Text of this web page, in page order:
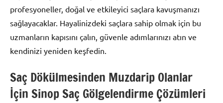
profesyoneller, doğal ve etkileyici saçlara kavuşmanızı
sağlayacaklar. Hayalinizdeki saçlara sahip olmak için bu
uzmanların kapısını çalın, güvenle adımlarınızı atın ve
kendinizi yeniden keşfedin.
Saç Dökülmesinden Muzdarip Olanlar
İçin Sinop Saç Gölgelendirme Çözümleri